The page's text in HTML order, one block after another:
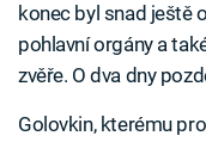
konec byl snad ještě
pohlavní orgány a
zvěře. O dva dny
Golovkin, kterému